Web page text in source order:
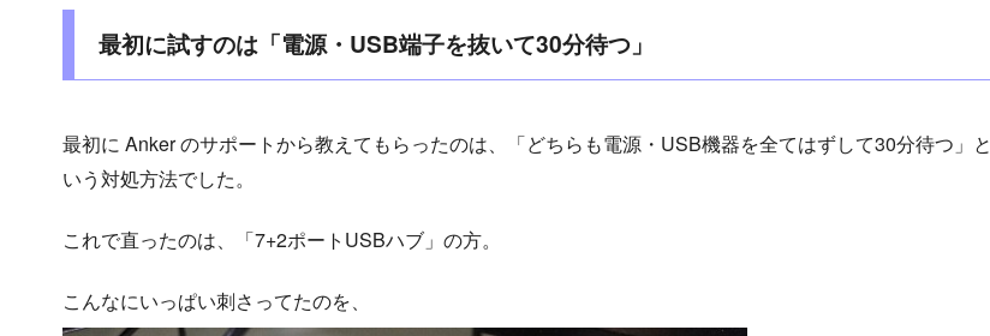
最初に試すのは「電源・USB端子を抜いて30分待つ」
最初に Anker のサポートから教えてもらったのは、「どちらも電源・USB機器を全てはずして30分待つ」と
いう対処方法でした。
これで直ったのは、「7+2ポートUSBハブ」の方。
こんなにいっぱい刺さってたのを、